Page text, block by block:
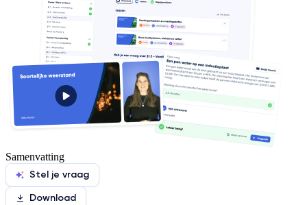
Samenvatting
Stel je vraag
Download